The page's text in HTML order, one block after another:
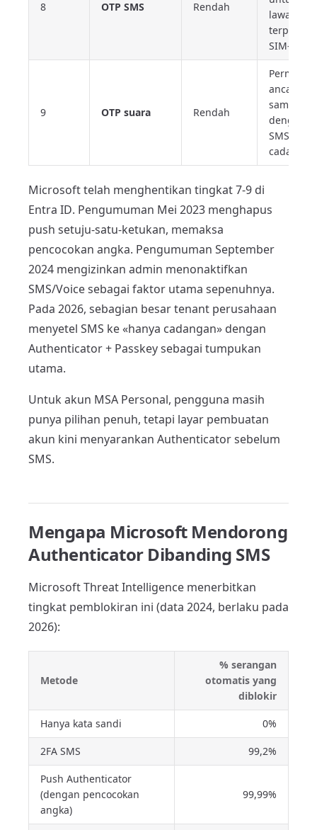
8 OTP SMS Rendah
lawas;
terpapar
SIM-swap
9 OTP suara Rendah
ancaman
sama
dengan
SMS;
cadangan
Microsoft telah menghentikan tingkat 7-9 di
Entra ID. Pengumuman Mei 2023 menghapus
push setuju-satu-ketukan, memaksa
pencocokan angka. Pengumuman September
2024 mengizinkan admin menonaktifkan
SMS/Voice sebagai faktor utama sepenuhnya.
Pada 2026, sebagian besar tenant perusahaan
menyetel SMS ke «hanya cadangan» dengan
Authenticator + Passkey sebagai tumpukan
utama.
Untuk akun MSA Personal, pengguna masih
punya pilihan penuh, tetapi layar pembuatan
akun kini menyarankan Authenticator sebelum
SMS.
Mengapa Microsoft Mendorong
Authenticator Dibanding SMS
Microsoft Threat Intelligence menerbitkan
tingkat pemblokiran ini (data 2024, berlaku pada
2026):
Metode
% serangan
otomatis yang
diblokir
Hanya kata sandi 0%
2FA SMS 99,2%
Push Authenticator
(dengan pencocokan
angka)
99,99%